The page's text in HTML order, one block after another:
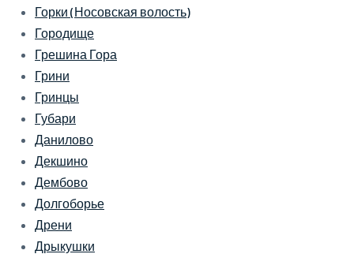
Горки (Носовская волость)
Городище
Грешина Гора
Грини
Гринцы
Губари
Данилово
Декшино
Дембово
Долгоборье
Дрени
Дрыкушки